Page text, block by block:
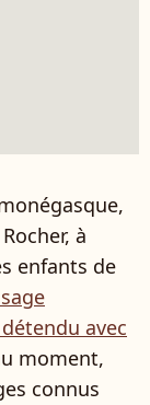
à
enfants de
avec
moment,
connus